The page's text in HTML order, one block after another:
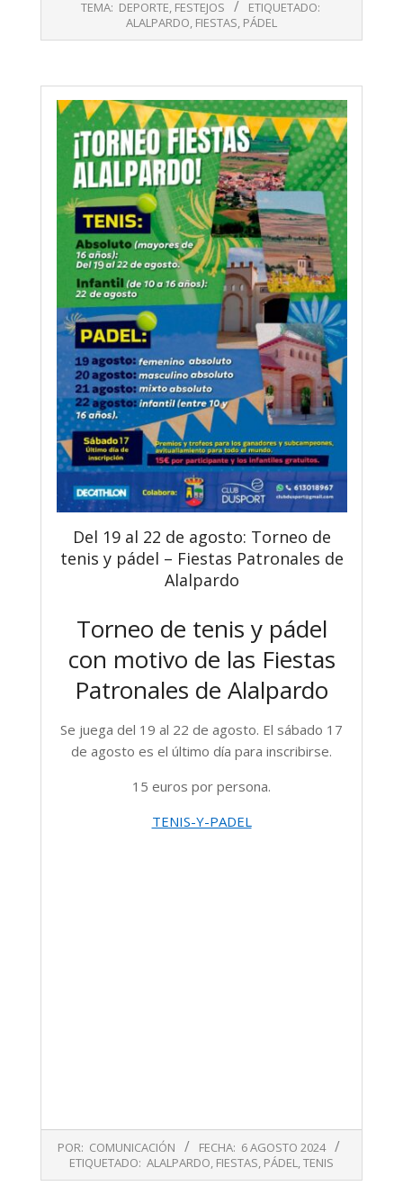
TEMA: DEPORTE, FESTEJOS
ETIQUETADO:
ALALPARDO, FIESTAS, PÁDEL
Del 19 al 22 de agosto: Torneo de
tenis y pádel – Fiestas Patronales de
Alalpardo
Torneo de tenis y pádel
con motivo de las Fiestas
Patronales de Alalpardo
Se juega del 19 al 22 de agosto. El sábado 17
de agosto es el último día para inscribirse.
15 euros por persona.
TENIS-Y-PADEL
08-
06
POR: COMUNICACIÓN FECHA: 6 AGOSTO 2024
ETIQUETADO: ALALPARDO FIESTAS PÁDEL TENIS